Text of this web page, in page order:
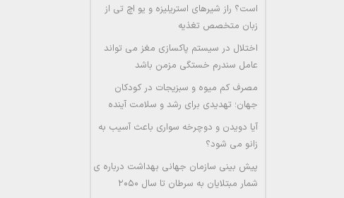
است؟ راز شیرهای استریلیزه و یو اچ تی از
زبان متخصص تغذیه
اختلال در سیستم پاکسازی مغز می تواند
عامل سندرم خستگی مزمن باشد
مصرف کم میوه و سبزیجات در کودکان
جهان؛ تهدیدی برای رشد و سلامت آینده
آیا دویدن و دوچرخه سواری باعث آسیب به
زانو می شود؟
پیش بینی سازمان جهانی بهداشت درباره ی
شمار مبتلایان به سرطان تا سال ۲۰۵۰